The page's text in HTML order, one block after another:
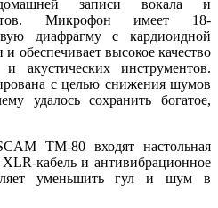
записи вокала и
Микрофон имеет 18-
диафрагму с кардиоидной
обеспечивает высокое качество
акустических инструментов.
с целью снижения шумов
удалось сохранить богатое,
ТМ-80 входят настольная
кабель и антивибрационное
уменьшить гул и шум в